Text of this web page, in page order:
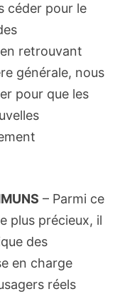
céder pour le
retrouvant
générale, nous
pour que les
– Parmi ce
plus précieux, il
des
en charge
réels